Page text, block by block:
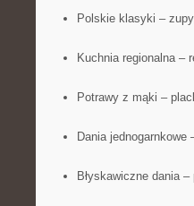
Polskie klasyki –
Kuchnia regionalna –
Potrawy z mąki –
Dania
Błyskawiczne dania